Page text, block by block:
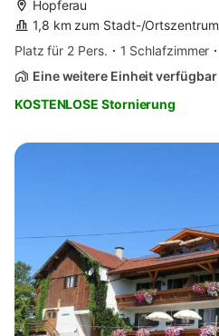
Hopferau
1,8 km zum Stadt-/Ortszentrum
Platz für 2 Pers.
1 Schlafzimmer
Eine weitere Einheit verfügbar
KOSTENLOSE Stornierung